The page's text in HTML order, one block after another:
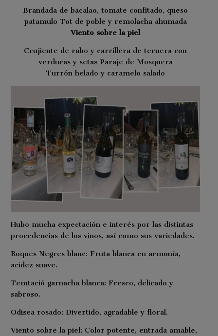
Brandada de bacalao, tomate confitado, queso
patamulo Tot de poble y remolacha ahumada
Viento sobre la piel
Crujiente de rabo y carrillera de ternera con
verduras y setas Paraje de Mosquera
Turrón helado y caramelo salado
Hubo mucha expectación e interés por las distintas
procedencias de los vinos, así como sus variedades.
Roques Negres blanc: Fruta blanca en armonía,
acidez suave.
Temtació garnacha blanca: Fresco, delicado y
sabroso.
Odisea rosado: Divertido, agradable y floral.
Viento sobre la piel: Color potente, entrada amable,